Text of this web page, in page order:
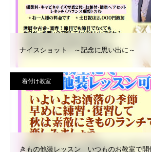
ナイスショット ～記念に思い出に～
着付け教室
きもの他装レッスン いつものお教室で開